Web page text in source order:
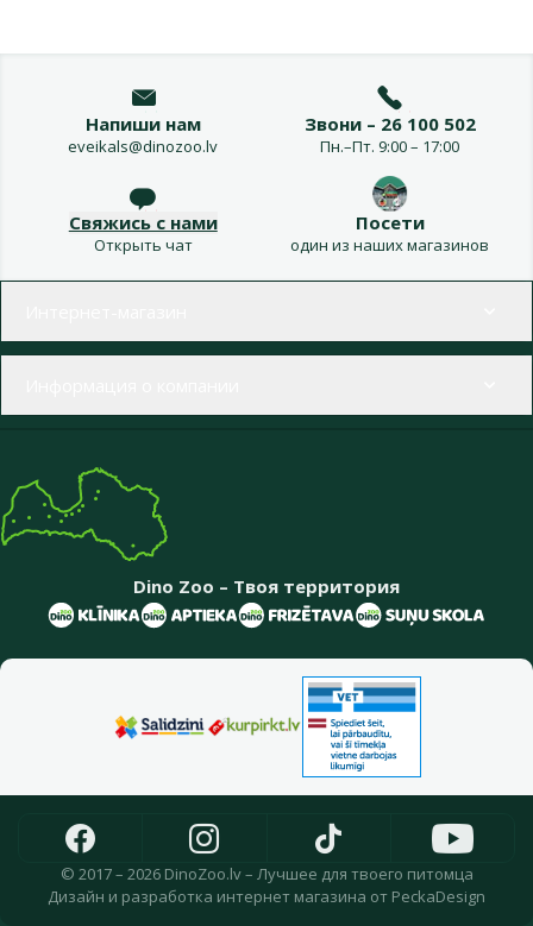
Напиши нам
eveikals@dinozoo.lv
Звони – 26 100 502
Пн.–Пт. 9:00 – 17:00
Свяжись с нами
Открыть чат
Посети
один из наших магазинов
Dino Zoo – Твоя территория
© 2017 – 2026 DinoZoo.lv – Лучшее для твоего питомца
Дизайн и разработка интернет магазина от PeckaDesign